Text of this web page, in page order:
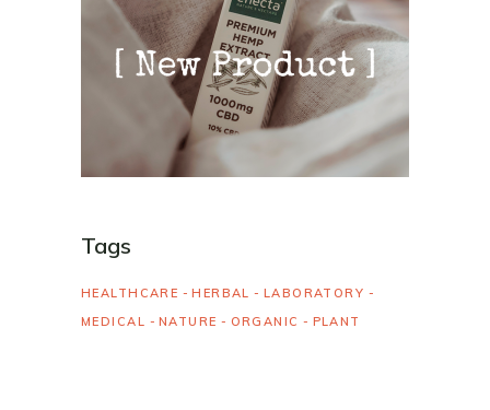
Tags
HEALTHCARE HERBAL
LABORATORY
MEDICAL
NATURE ORGANIC PLANT